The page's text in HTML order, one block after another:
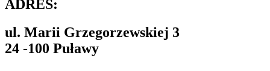
ADRES:
ul. Marii Grzegorzewskiej 3
24 -100 Puławy